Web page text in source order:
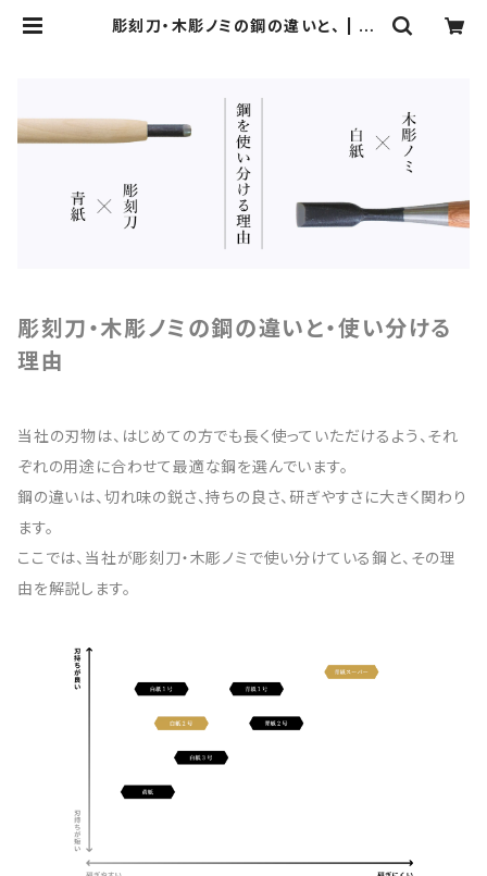
彫刻刀・木彫ノミの鋼の違いと、 | 河
彫刻刀・木彫ノミの鋼の違いと・使い分ける
理由
当社の刃物は、はじめての方でも長く使っていただけるよう、それ
ぞれの用途に合わせて最適な鋼を選んでいます。
鋼の違いは、切れ味の鋭さ、持ちの良さ、研ぎやすさに大きく関わり
ます。
ここでは、当社が彫刻刀・木彫ノミで使い分けている鋼と、その理
由を解説します。